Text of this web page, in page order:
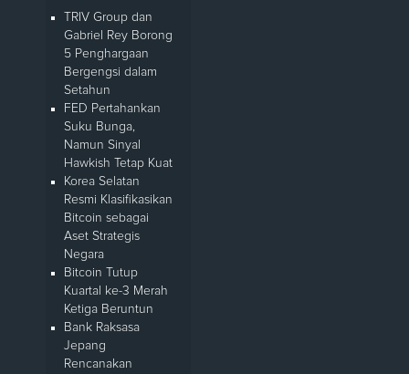
TRIV Group dan
Gabriel Rey Borong
5 Penghargaan
Bergengsi dalam
Setahun
FED Pertahankan
Suku Bunga,
Namun Sinyal
Hawkish Tetap Kuat
Korea Selatan
Resmi Klasifikasikan
Bitcoin sebagai
Aset Strategis
Negara
Bitcoin Tutup
Kuartal ke-3 Merah
Ketiga Beruntun
Bank Raksasa
Jepang
Rencanakan